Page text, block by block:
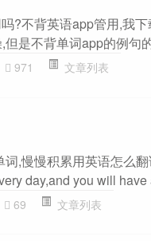
?不背英语app管用,我
是不背单词app的例句
971 文章列表
,慢慢积累用英语怎么
day,and you will have
69 文章列表